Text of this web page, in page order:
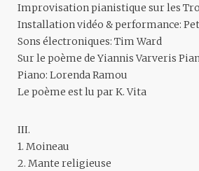
Improvisation pianistique sur les
Installation vidéo & performance:
Sons électroniques: Tim Ward
Sur le poème de Yiannis Varveris
Piano: Lorenda Ramou
Le poème est lu par K. Vita
ΙΙΙ.
1. Moineau
2. Mante religieuse